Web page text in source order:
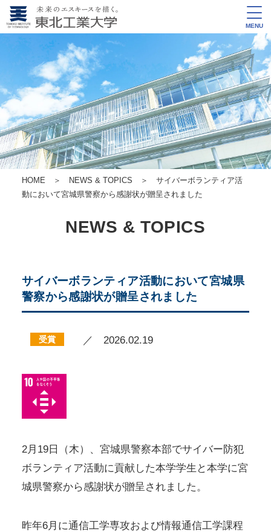
MENU
HOME ＞ NEWS & TOPICS ＞ サイバーボランティア活
動において宮城県警察から感謝状が贈呈されました
NEWS & TOPICS
サイバーボランティア活動において宮城県
警察から感謝状が贈呈されました
受賞 ／ 2026.02.19
2月19日（木）、宮城県警察本部でサイバー防犯
ボランティア活動に貢献した本学学生と本学に宮
城県警察から感謝状が贈呈されました。
昨年6月に通信工学専攻および情報通信工学課程